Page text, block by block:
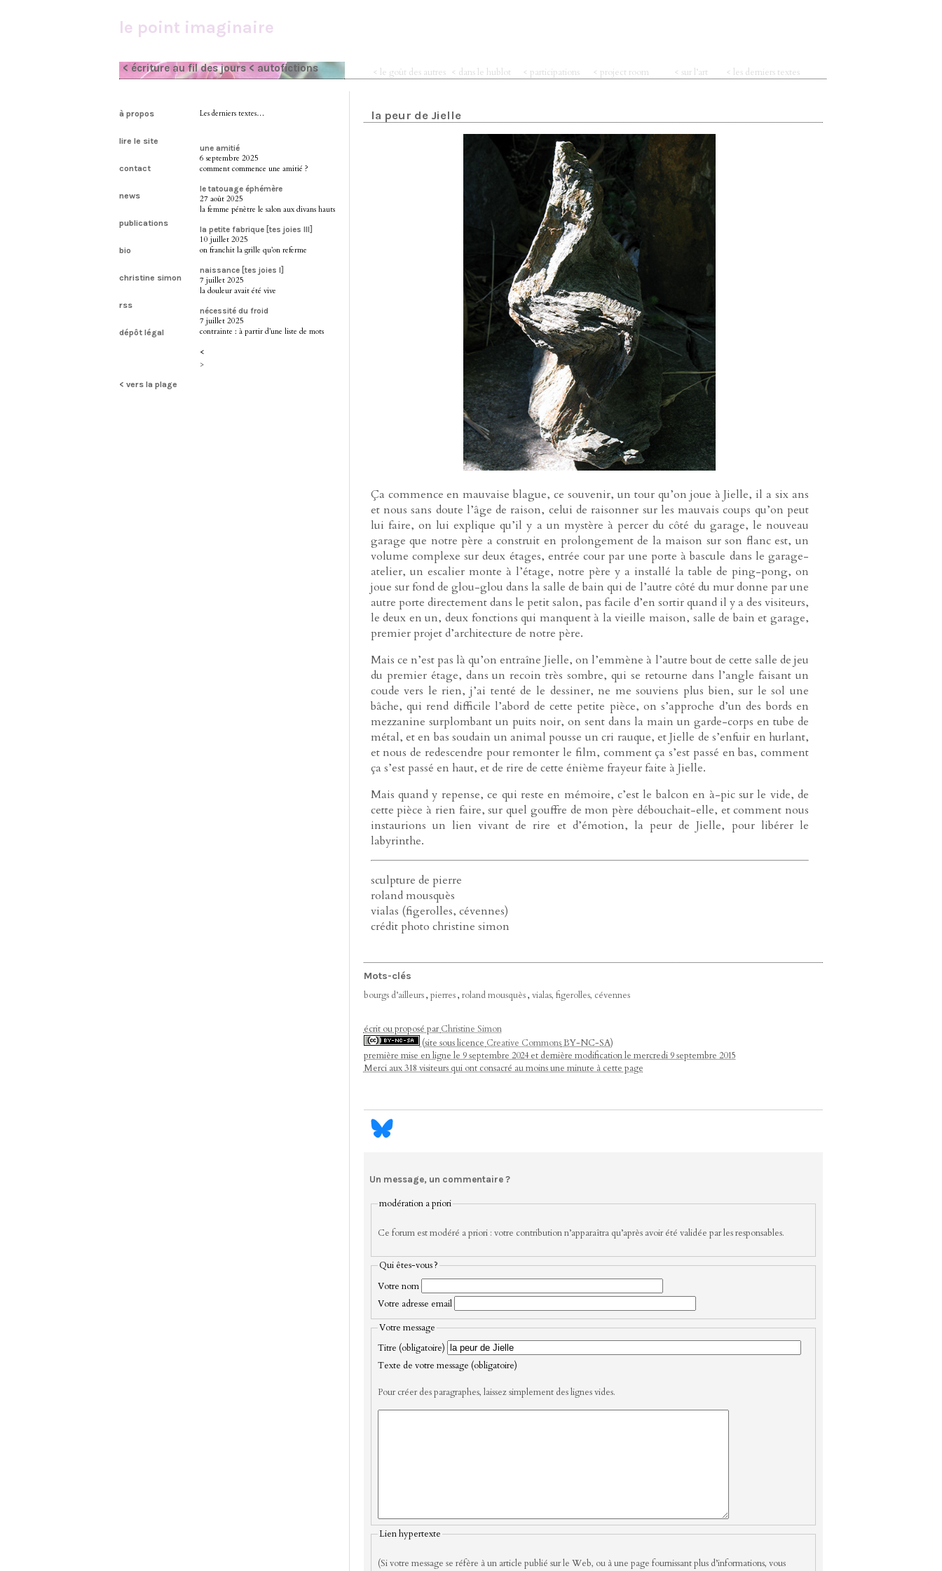
le point imaginaire
< écriture au fil des jours < autofictions < le goût des autres < dans le hublot < participations < project room < sur l’art < les derniers textes
à propos
lire le site
contact
news
publications
bio
christine simon
rss
dépôt légal
< vers la plage
Les derniers textes…
une amitié
6 septembre 2025
comment commence une amitié ?
le tatouage éphémère
27 août 2025
la femme pénètre le salon aux divans hauts
la petite fabrique [tes joies III]
10 juillet 2025
on franchit la grille qu’on referme
naissance [tes joies I]
7 juillet 2025
la douleur avait été vive
nécessité du froid
7 juillet 2025
contrainte : à partir d’une liste de mots
<
>
la peur de Jielle
Ça commence en mauvaise blague, ce souvenir, un tour qu’on joue à Jielle, il a six ans
et nous sans doute l’âge de raison, celui de raisonner sur les mauvais coups qu’on peut
lui faire, on lui explique qu’il y a un mystère à percer du côté du garage, le nouveau
garage que notre père a construit en prolongement de la maison sur son flanc est, un
volume complexe sur deux étages, entrée cour par une porte à bascule dans le garage-
atelier, un escalier monte à l’étage, notre père y a installé la table de ping-pong, on
joue sur fond de glou-glou dans la salle de bain qui de l’autre côté du mur donne par une
autre porte directement dans le petit salon, pas facile d’en sortir quand il y a des visiteurs,
le deux en un, deux fonctions qui manquent à la vieille maison, salle de bain et garage,
premier projet d’architecture de notre père.
Mais ce n’est pas là qu’on entraîne Jielle, on l’emmène à l’autre bout de cette salle de jeu
du premier étage, dans un recoin très sombre, qui se retourne dans l’angle faisant un
coude vers le rien, j’ai tenté de le dessiner, ne me souviens plus bien, sur le sol une
bâche, qui rend difficile l’abord de cette petite pièce, on s’approche d’un des bords en
mezzanine surplombant un puits noir, on sent dans la main un garde-corps en tube de
métal, et en bas soudain un animal pousse un cri rauque, et Jielle de s’enfuir en hurlant,
et nous de redescendre pour remonter le film, comment ça s’est passé en bas, comment
ça s’est passé en haut, et de rire de cette énième frayeur faite à Jielle.
Mais quand y repense, ce qui reste en mémoire, c’est le balcon en à-pic sur le vide, de
cette pièce à rien faire, sur quel gouffre de mon père débouchait-elle, et comment nous
instaurions un lien vivant de rire et d’émotion, la peur de Jielle, pour libérer le
labyrinthe.
sculpture de pierre
roland mousquès
vialas (figerolles, cévennes)
crédit photo christine simon
Mots-clés
bourgs d’ailleurs, pierres, roland mousquès, vialas, figerolles, cévennes
écrit ou proposé parChristine Simon
(site sous licence Creative CommonsBY-NC-SA)
première mise en ligne le 9 septembre 2024 et dernière modification le mercredi 9 septembre 2015
Merci aux 318 visiteurs qui ont consacré au moins une minute à cette page
Un message, un commentaire ?
modération a priori
Ce forum est modéré a priori : votre contribution n’apparaîtra qu’après avoir été validée par les responsables.
Qui êtes-vous ?
Votre nom
Votre adresse email
Votre message
Titre (obligatoire)
Texte de votre message (obligatoire)
Pour créer des paragraphes, laissez simplement des lignes vides.
Lien hypertexte
(Si votre message se réfère à un article publié sur le Web, ou à une page fournissant plus d’informations, vous